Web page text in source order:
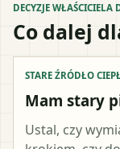
DECYZJE WŁAŚCICIELA
Co dalej
STARE ŹRÓDŁO
Mam stary
Ustal, czy